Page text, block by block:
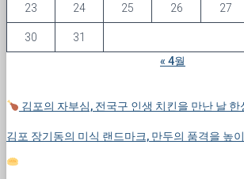
23 24 25 26 27
30
31
« 4월
김포의 자부심, 전국구 인생 치킨을 만난 날 한
김포 장기동의 미식 랜드마크, 만두의 품격을 높이